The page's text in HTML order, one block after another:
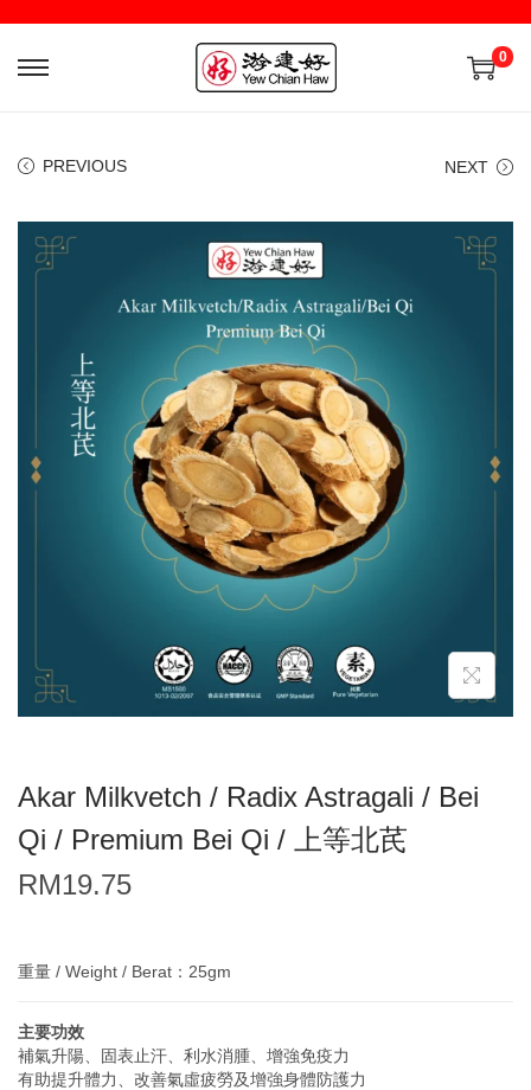
0
PREVIOUS NEXT
Akar Milkvetch / Radix Astragali / Bei
Qi / Premium Bei Qi / 上等北芪
RM19.75
重量 / Weight / Berat：25gm
主要功效
補氣升陽、固表止汗、利水消腫、增強免疫力
有助提升體力、改善氣虛疲勞及增強身體防護力